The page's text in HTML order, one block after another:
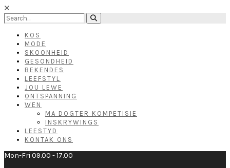
KOS
MODE
SKOONHEID
GESONDHEID
BEKENDES
LEEFSTYL
JOU LEWE
ONTSPANNING
WEN
MA DOGTER KOMPETISIE
INSKRYWINGS
LEESTYD
KONTAK ONS
Mon-Fri 09.00 - 17.00